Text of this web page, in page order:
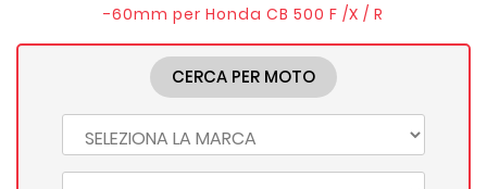
-60mm per Honda CB 500 F /X / R
CERCA PER MOTO